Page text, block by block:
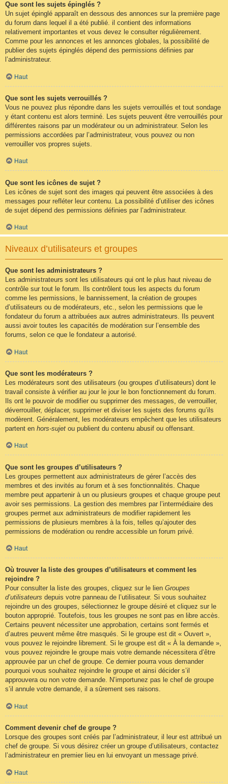
Que sont les sujets épinglés ?
Un sujet épinglé apparaît en dessous des annonces sur la première page
du forum dans lequel il a été publié. il contient des informations
relativement importantes et vous devez le consulter régulièrement.
Comme pour les annonces et les annonces globales, la possibilité de
publier des sujets épinglés dépend des permissions définies par
l’administrateur.
Haut
Que sont les sujets verrouillés ?
Vous ne pouvez plus répondre dans les sujets verrouillés et tout sondage
y étant contenu est alors terminé. Les sujets peuvent être verrouillés pour
différentes raisons par un modérateur ou un administrateur. Selon les
permissions accordées par l’administrateur, vous pouvez ou non
verrouiller vos propres sujets.
Haut
Que sont les icônes de sujet ?
Les icônes de sujet sont des images qui peuvent être associées à des
messages pour refléter leur contenu. La possibilité d’utiliser des icônes
de sujet dépend des permissions définies par l’administrateur.
Haut
Niveaux d’utilisateurs et groupes
Que sont les administrateurs ?
Les administrateurs sont les utilisateurs qui ont le plus haut niveau de
contrôle sur tout le forum. Ils contrôlent tous les aspects du forum
comme les permissions, le bannissement, la création de groupes
d’utilisateurs ou de modérateurs, etc., selon les permissions que le
fondateur du forum a attribuées aux autres administrateurs. Ils peuvent
aussi avoir toutes les capacités de modération sur l’ensemble des
forums, selon ce que le fondateur a autorisé.
Haut
Que sont les modérateurs ?
Les modérateurs sont des utilisateurs (ou groupes d’utilisateurs) dont le
travail consiste à vérifier au jour le jour le bon fonctionnement du forum.
Ils ont le pouvoir de modifier ou supprimer des messages, de verrouiller,
déverrouiller, déplacer, supprimer et diviser les sujets des forums qu’ils
modèrent. Généralement, les modérateurs empêchent que les utilisateurs
partent en hors-sujet ou publient du contenu abusif ou offensant.
Haut
Que sont les groupes d’utilisateurs ?
Les groupes permettent aux administrateurs de gérer l’accès des
membres et des invités au forum et à ses fonctionnalités. Chaque
membre peut appartenir à un ou plusieurs groupes et chaque groupe peut
avoir ses permissions. La gestion des membres par l’intermédiaire des
groupes permet aux administrateurs de modifier rapidement les
permissions de plusieurs membres à la fois, telles qu’ajouter des
permissions de modération ou rendre accessible un forum privé.
Haut
Où trouver la liste des groupes d’utilisateurs et comment les
rejoindre ?
Pour consulter la liste des groupes, cliquez sur le lien Groupes
d’utilisateurs depuis votre panneau de l’utilisateur. Si vous souhaitez
rejoindre un des groupes, sélectionnez le groupe désiré et cliquez sur le
bouton approprié. Toutefois, tous les groupes ne sont pas en libre accès.
Certains peuvent nécessiter une approbation, certains sont fermés et
d’autres peuvent même être masqués. Si le groupe est dit « Ouvert »,
vous pouvez le rejoindre librement. Si le groupe est dit « À la demande »,
vous pouvez rejoindre le groupe mais votre demande nécessitera d’être
approuvée par un chef de groupe. Ce dernier pourra vous demander
pourquoi vous souhaitez rejoindre le groupe et ainsi décider s’il
approuvera ou non votre demande. N’importunez pas le chef de groupe
s’il annule votre demande, il a sûrement ses raisons.
Haut
Comment devenir chef de groupe ?
Lorsque des groupes sont créés par l’administrateur, il leur est attribué un
chef de groupe. Si vous désirez créer un groupe d’utilisateurs, contactez
l’administrateur en premier lieu en lui envoyant un message privé.
Haut